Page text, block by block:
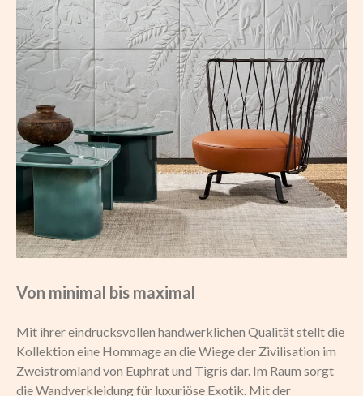
Von minimal bis maximal
Mit ihrer eindrucksvollen handwerklichen Qualität stellt die
Kollektion eine Hommage an die Wiege der Zivilisation im
Zweistromland von Euphrat und Tigris dar. Im Raum sorgt
die Wandverkleidung für luxuriöse Exotik. Mit der